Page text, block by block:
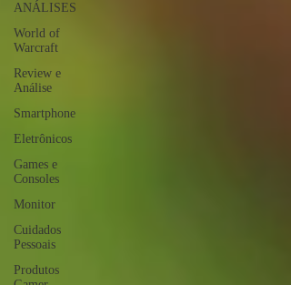
ANÁLISES
World of
Warcraft
Review e
Análise
Smartphone
Eletrônicos
Games e
Consoles
Monitor
Cuidados
Pessoais
Produtos